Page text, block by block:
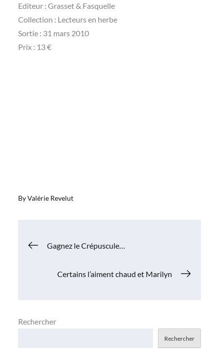
Editeur : Grasset & Fasquelle
Collection : Lecteurs en herbe
Sortie : 31 mars 2010
Prix : 13 €
ByValérie Revelut
Navigation
Gagnez le Crépuscule…
Certains l’aiment chaud et Marilyn
Rechercher
Rechercher